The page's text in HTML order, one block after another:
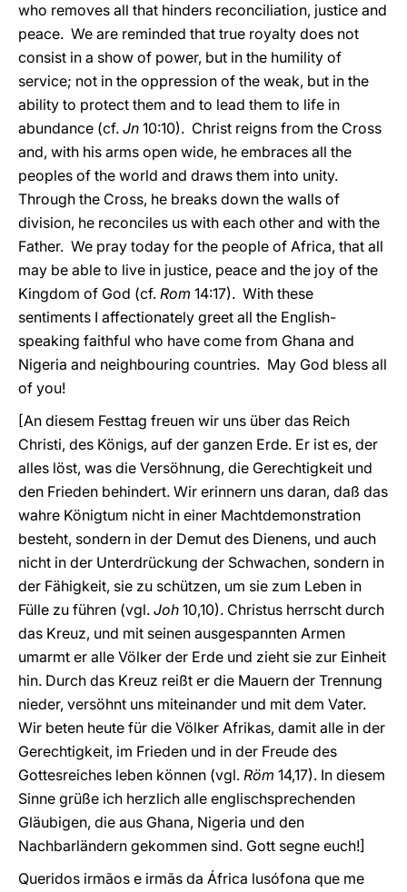
who removes all that hinders reconciliation, justice and
peace. We are reminded that true royalty does not
consist in a show of power, but in the humility of
service; not in the oppression of the weak, but in the
ability to protect them and to lead them to life in
abundance (cf. Jn 10:10). Christ reigns from the Cross
and, with his arms open wide, he embraces all the
peoples of the world and draws them into unity.
Through the Cross, he breaks down the walls of
division, he reconciles us with each other and with the
Father. We pray today for the people of Africa, that all
may be able to live in justice, peace and the joy of the
Kingdom of God (cf. Rom 14:17). With these
sentiments I affectionately greet all the English-
speaking faithful who have come from Ghana and
Nigeria and neighbouring countries. May God bless all
of you!
[An diesem Festtag freuen wir uns über das Reich
Christi, des Königs, auf der ganzen Erde. Er ist es, der
alles löst, was die Versöhnung, die Gerechtigkeit und
den Frieden behindert. Wir erinnern uns daran, daß das
wahre Königtum nicht in einer Machtdemonstration
besteht, sondern in der Demut des Dienens, und auch
nicht in der Unterdrückung der Schwachen, sondern in
der Fähigkeit, sie zu schützen, um sie zum Leben in
Fülle zu führen (vgl. Joh 10,10). Christus herrscht durch
das Kreuz, und mit seinen ausgespannten Armen
umarmt er alle Völker der Erde und zieht sie zur Einheit
hin. Durch das Kreuz reißt er die Mauern der Trennung
nieder, versöhnt uns miteinander und mit dem Vater.
Wir beten heute für die Völker Afrikas, damit alle in der
Gerechtigkeit, im Frieden und in der Freude des
Gottesreiches leben können (vgl. Röm 14,17). In diesem
Sinne grüße ich herzlich alle englischsprechenden
Gläubigen, die aus Ghana, Nigeria und den
Nachbarländern gekommen sind. Gott segne euch!]
Queridos irmãos e irmãs da África lusófona que me